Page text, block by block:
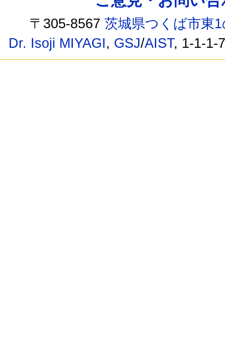
〒305-8567茨城県つくば市東
Dr. Isoji MIYAGI, GSJ/AIST, 1-1-1-